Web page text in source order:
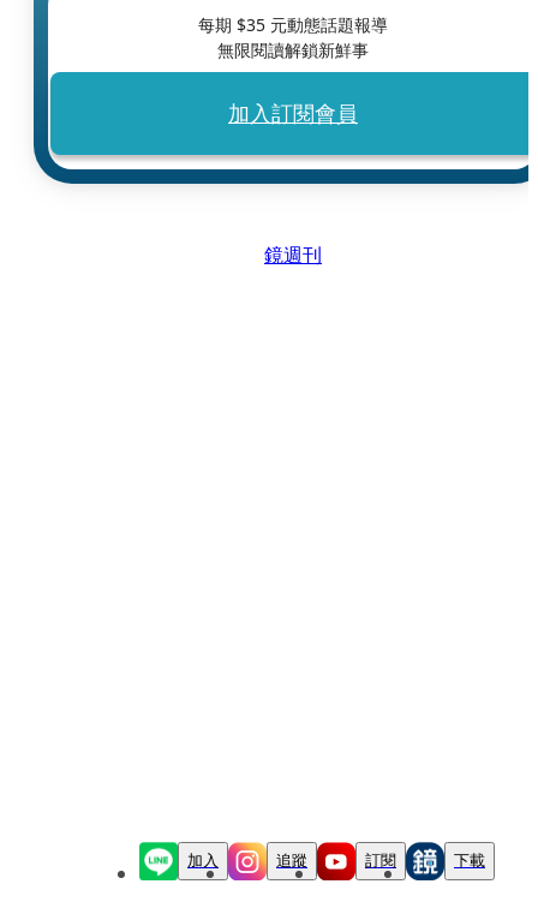
每期 $35 元動態話題報導
無限閱讀解鎖新鮮事
加入訂閱會員
鏡週刊
加入 追蹤 訂閱 下載